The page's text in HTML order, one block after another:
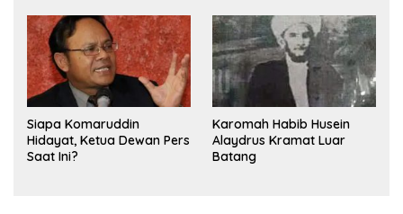
Siapa Komaruddin
Hidayat, Ketua Dewan Pers
Saat Ini?
Karomah Habib Husein
Alaydrus Kramat Luar
Batang